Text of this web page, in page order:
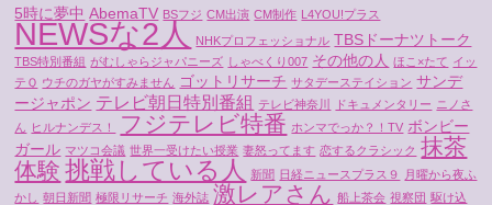
5時に夢中 AbemaTV BSフジ CM出演 CM制作 L4YOU!プラス
NEWSな2人 NHKプロフェッショナル TBSドーナツトーク
TBS特別番組 がむしゃらジャパニーズ しゃべくり007 その他の人 ほこ×たて イッ
テＱ ウチのガヤがすみません ゴットリサーチ サタデーステイション サンデ
ージャポン テレビ朝日特別番組 テレビ神奈川 ドキュメンタリー ニノさ
ん ヒルナンデス！ フジテレビ特番 ホンマでっか？！TV ボンビー
ガール マツコ会議 世界一受けたい授業 妻怒ってます 恋するクラシック 抹茶
体験 挑戦している人 新聞 日経ニュースプラス９
月曜から夜ふ
かし 朝日新聞 極限リサーチ 海外誌 激レアさん 船上茶会 視察団 駆け込